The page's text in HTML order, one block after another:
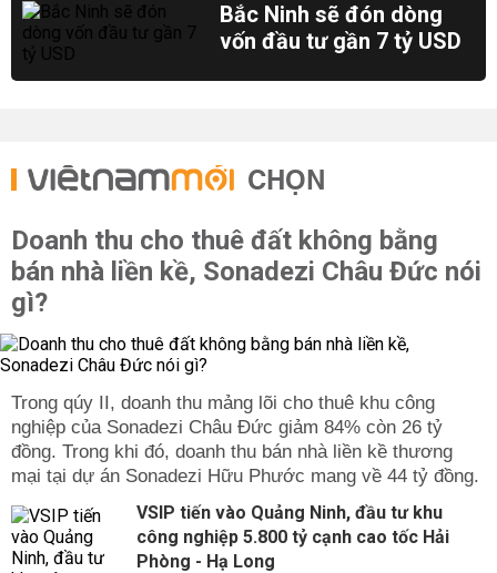
Bắc Ninh sẽ đón dòng
vốn đầu tư gần 7 tỷ USD
CHỌN
Doanh thu cho thuê đất không bằng
bán nhà liền kề, Sonadezi Châu Đức nói
gì?
Trong qúy II, doanh thu mảng lõi cho thuê khu công
nghiệp của Sonadezi Châu Đức giảm 84% còn 26 tỷ
đồng. Trong khi đó, doanh thu bán nhà liền kề thương
mại tại dự án Sonadezi Hữu Phước mang về 44 tỷ đồng.
VSIP tiến vào Quảng Ninh, đầu tư khu
công nghiệp 5.800 tỷ cạnh cao tốc Hải
Phòng - Hạ Long